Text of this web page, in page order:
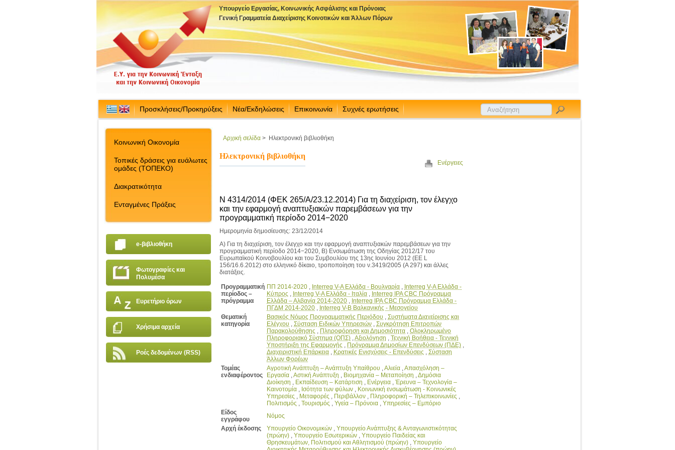
Υπουργείο Εργασίας, Κοινωνικής Ασφάλισης και Πρόνοιας
Γενική Γραμματεία Διαχείρισης Κοινοτικών και Άλλων Πόρων
Προσκλήσεις/Προκηρύξεις Νέα/Εκδηλώσεις Επικοινωνία Συχνές ερωτήσεις
Κοινωνική Οικονομία
Τοπικές δράσεις για ευάλωτες
ομάδες (ΤΟΠΕΚΟ)
Διακρατικότητα
Ενταγμένες Πράξεις
e-βιβλιοθήκη
Φωτογραφίες και
Πολυμέσα
Ευρετήριο όρων
Χρήσιμα αρχεία
Ροές δεδομένων (RSS)
Αρχική σελίδα > Ηλεκτρονική βιβλιοθήκη
Ηλεκτρονική βιβλιοθήκη
Ενέργειες
N 4314/2014 (ΦΕΚ 265/Α/23.12.2014) Για τη διαχείριση, τον έλεγχο
και την εφαρμογή αναπτυξιακών παρεμβάσεων για την
προγραμματική περίοδο 2014−2020
Ημερομηνία δημοσίευσης: 23/12/2014
Α) Για τη διαχείριση, τον έλεγχο και την εφαρμογή αναπτυξιακών παρεμβάσεων για την
προγραμματική περίοδο 2014−2020, Β) Ενσωμάτωση της Οδηγίας 2012/17 του
Ευρωπαϊκού Κοινοβουλίου και του Συμβουλίου της 13ης Ιουνίου 2012 (ΕΕ L
156/16.6.2012) στο ελληνικό δίκαιο, τροποποίηση του ν.3419/2005 (Α 297) και άλλες
διατάξεις.
Προγραμματική
περίοδος –
πρόγραμμα
ΠΠ 2014-2020 , Interreg V-A Ελλάδα - Βουλγαρία , Interreg V-A Ελλάδα -
Κύπρος , Interreg V-A Ελλάδα - Ιταλία , Interreg IPA CBC Πρόγραμμα
Ελλάδα – Αλβανία 2014-2020 , Interreg IPA CBC Πρόγραμμα Ελλάδα -
ΠΓΔΜ 2014-2020 , Interreg V-Β Βαλκανικής - Μεσογείου
Θεματική
κατηγορία
Βασικός Νόμος Προγραμματικής Περιόδου , Συστήματα Διαχείρισης και
Ελέγχου , Σύσταση Ειδικών Υπηρεσιών , Συγκρότηση Επιτροπών
Παρακολούθησης , Πληροφόρηση και Δημοσιότητα , Ολοκληρωμένο
Πληροφοριακό Σύστημα (ΟΠΣ) ,Αξιολόγηση , Τεχνική Βοήθεια - Τεχνική
Υποστήριξη της Εφαρμογής , Πρόγραμμα Δημοσίων Επενδύσεων (ΠΔΕ) ,
Διαχειριστική Επάρκεια , Κρατικές Ενισχύσεις - Επενδύσεις , Σύσταση
Άλλων Φορέων
Τομέας
ενδιαφέροντος
Αγροτική Ανάπτυξη – Ανάπτυξη Υπαίθρου ,Αλιεία ,Απασχόληση –
Εργασία ,Αστική Ανάπτυξη , Βιομηχανία – Μεταποίηση ,Δημόσια
Διοίκηση , Εκπαίδευση – Κατάρτιση , Ενέργεια , Έρευνα – Τεχνολογία –
Καινοτομία , Ισότητα των φύλων , Κοινωνική ενσωμάτωση - Κοινωνικές
Υπηρεσίες , Μεταφορές , Περιβάλλον , Πληροφορική – Τηλεπικοινωνίες ,
Πολιτισμός , Τουρισμός , Υγεία – Πρόνοια , Υπηρεσίες – Εμπόριο
Είδος
εγγράφου
Νόμος
Αρχή έκδοσης
Υπουργείο Οικονομικών , Υπουργείο Ανάπτυξης & Ανταγωνιστικότητας
(πρώην) , Υπουργείο Εσωτερικών , Υπουργείο Παιδείας και
Θρησκευμάτων, Πολιτισμού και Αθλητισμού (πρώην) , Υπουργείο